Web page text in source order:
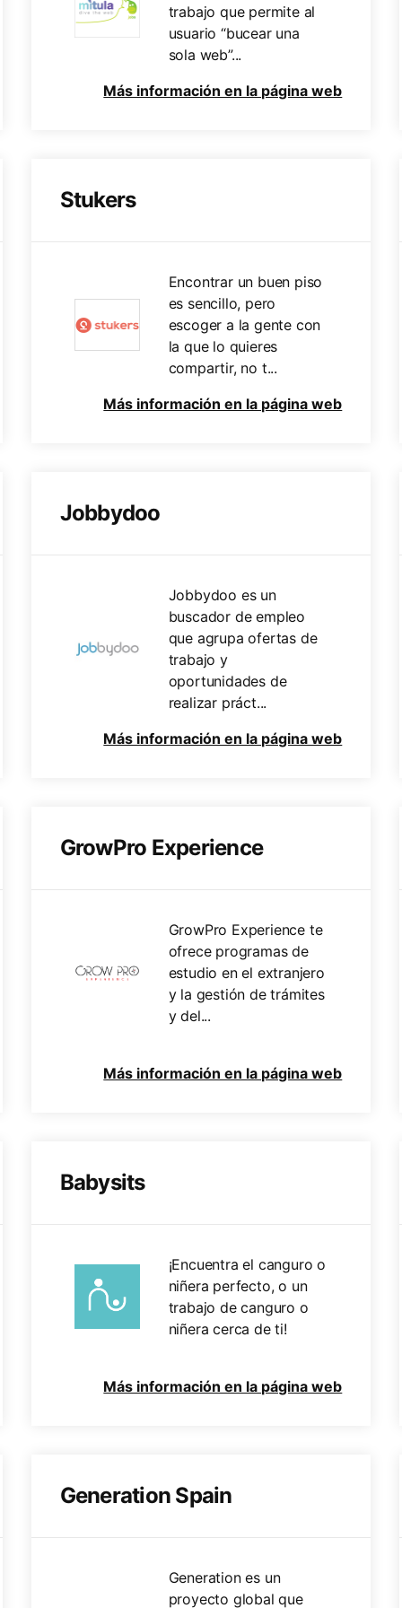
trabajo que permite al
usuario “bucear una
sola web”...
Más información en la página web
Stukers
Encontrar un buen piso
es sencillo, pero
escoger a la gente con
la que lo quieres
compartir, no t...
Más información en la página web
Jobbydoo
Jobbydoo es un
buscador de empleo
que agrupa ofertas de
trabajo y
oportunidades de
realizar práct...
Más información en la página web
GrowPro Experience
GrowPro Experience te
ofrece programas de
estudio en el extranjero
y la gestión de trámites
y del...
Más información en la página web
Babysits
¡Encuentra el canguro o
niñera perfecto, o un
trabajo de canguro o
niñera cerca de ti!
Más información en la página web
Generation Spain
Generation es un
proyecto global que